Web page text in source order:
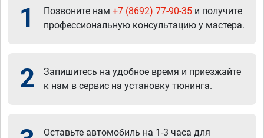
1 Позвоните нам +7 (8692) 77-90-35 и получите
профессиональную консультацию у мастера.
2
Запишитесь на удобное время и приезжайте
к нам в сервис на установку тюнинга.
Оставьте автомобиль на 1-3 часа для